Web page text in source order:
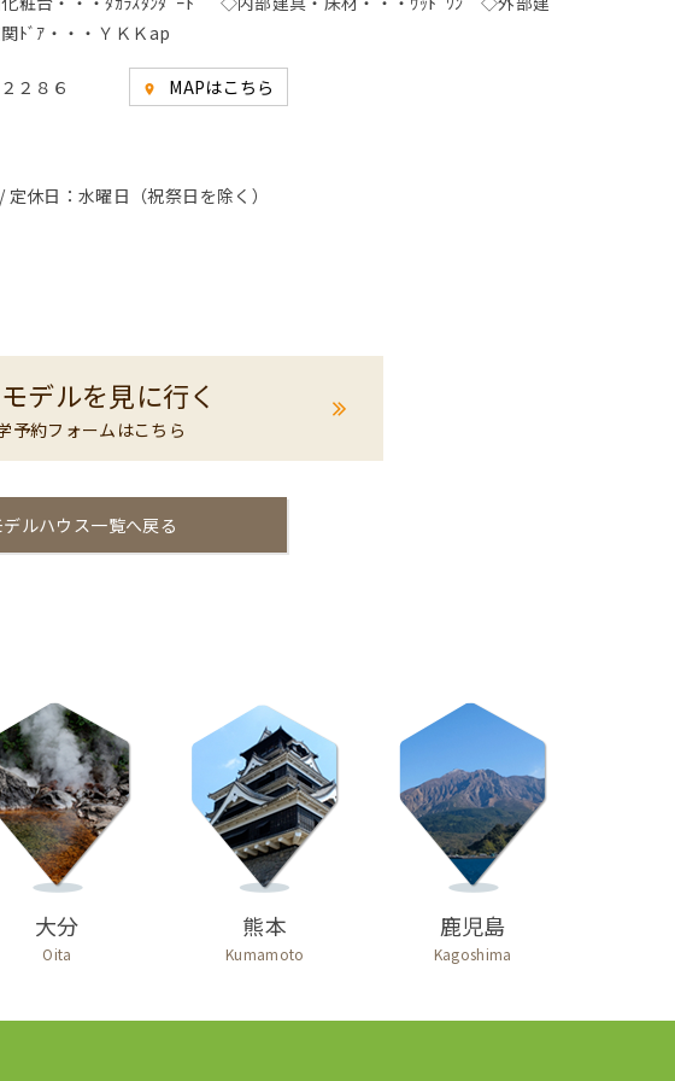
ﾄﾞｱ・・・ＹＫＫap
２８６ room MAPはこちら
休日：水曜日（祝祭日を除く）
デルを見に行く
予約フォームはこちら
デルハウス一覧へ戻る
大分
Oita
熊本
Kumamoto
鹿児島
Kagoshima